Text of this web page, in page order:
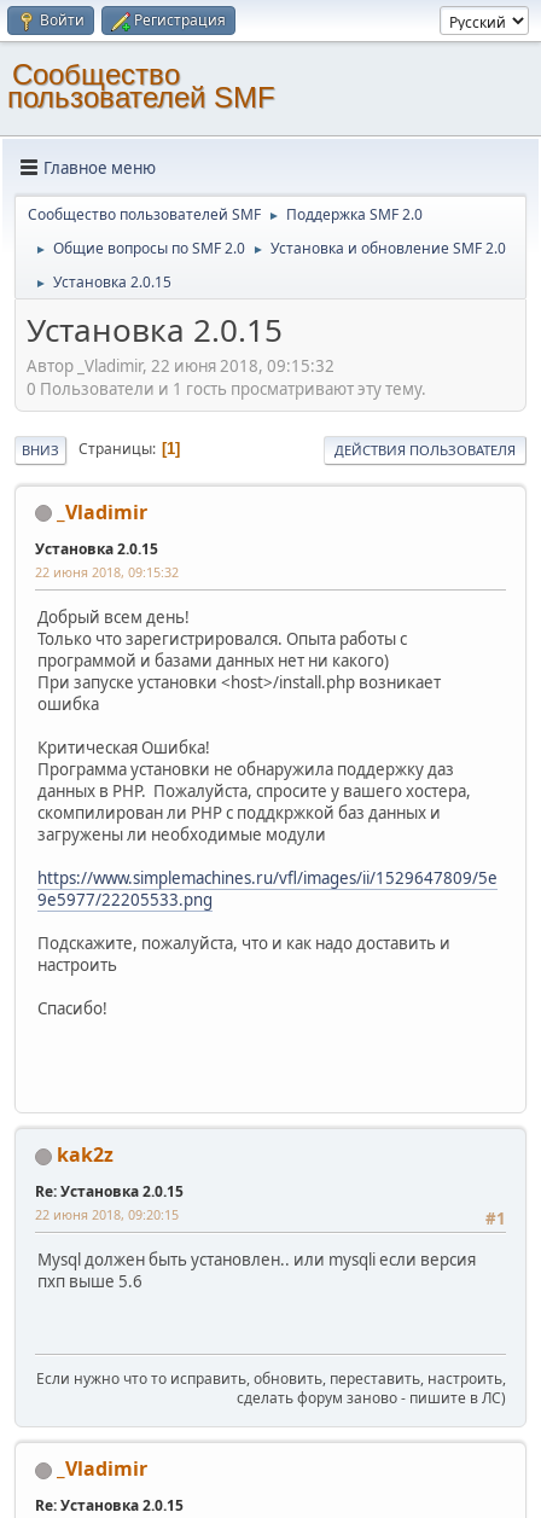
Войти Регистрация
Cообщество
пользователей SMF
Главное меню
Cообщество пользователей SMF ► Поддержка SMF 2.0
► Общие вопросы по SMF 2.0 ► Установка и обновление SMF 2.0
► Установка 2.0.15
Установка 2.0.15
Автор _Vladimir, 22 июня 2018, 09:15:32
0 Пользователи и 1 гость просматривают эту тему.
ВНИЗ Страницы 1 ДЕЙСТВИЯ ПОЛЬЗОВАТЕЛЯ
_Vladimir
Установка 2.0.15
22 июня 2018, 09:15:32
Добрый всем день!
Только что зарегистрировался. Опыта работы с
программой и базами данных нет ни какого)
При запуске установки <host>/install.php возникает
ошибка
Критическая Ошибка!
Программа установки не обнаружила поддержку даз
данных в PHP. Пожалуйста, спросите у вашего хостера,
скомпилирован ли PHP с поддкржкой баз данных и
загружены ли необходимые модули
https://www.simplemachines.ru/vfl/images/ii/1529647809/5e
9e5977/22205533.png
Подскажите, пожалуйста, что и как надо доставить и
настроить
Спасибо!
kak2z
Re: Установка 2.0.15
#1
22 июня 2018, 09:20:15
Mysql должен быть установлен.. или mysqli если версия
пхп выше 5.6
Если нужно что то исправить, обновить, переставить, настроить,
сделать форум заново - пишите в ЛС)
_Vladimir
Re: Установка 2.0.15